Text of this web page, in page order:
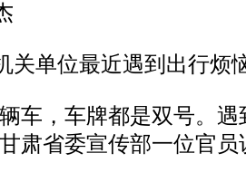
单位最近遇到出行烦
，车牌都是双号。遇
肃省委宣传部一位官员